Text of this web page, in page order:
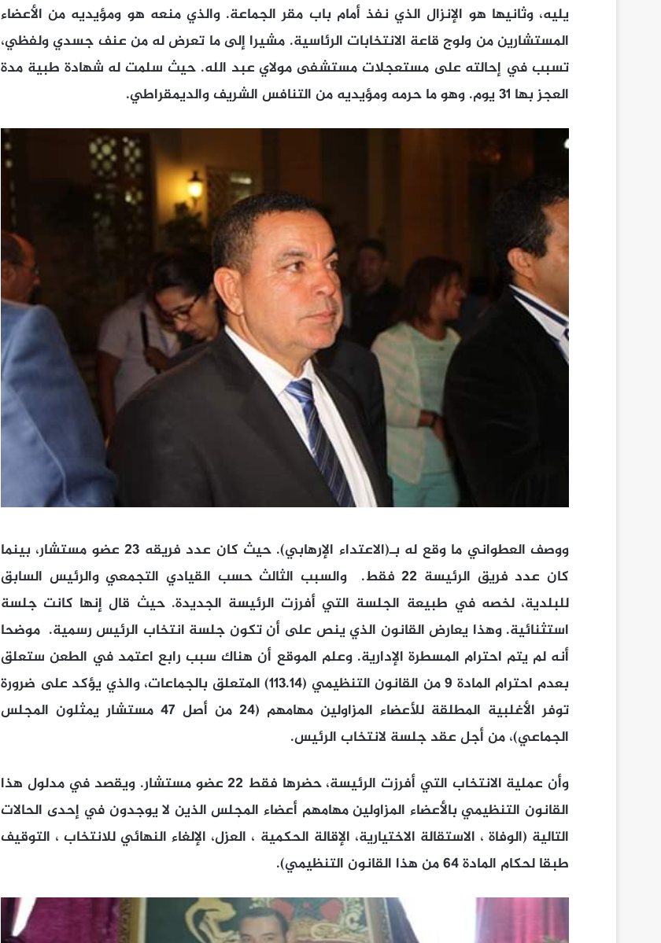
يليه، وثانيها هو الإنزال الذي نفذ أمام باب مقر الجماعة. والذي منعه هو ومؤيديه من الأعضاء
المستشارين من ولوج قاعة الانتخابات الرئاسية. مشيرا إلى ما تعرض له من عنف جسدي ولفظي،
تسبب في إحالته على مستعجلات مستشفى مولاي عبد الله. حيث سلمت له شهادة طبية مدة
العجز بها 31 يوم. وهو ما حرمه ومؤيديه من التنافس الشريف والديمقراطي.
ووصف العطواني ما وقع له بـ(الاعتداء الإرهابي). حيث كان عدد فريقه 23 عضو مستشار، بينما
كان عدد فريق الرئيسة 22 فقط. والسبب الثالث حسب القيادي التجمعي والرئيس السابق
للبلدية، لخصه في طبيعة الجلسة التي أفرزت الرئيسة الجديدة. حيث قال إنها كانت جلسة
استثنائية. وهذا يعارض القانون الذي ينص على أن تكون جلسة انتخاب الرئيس رسمية. موضحا
أنه لم يتم احترام المسطرة الإدارية. وعلم الموقع أن هناك سبب رابع اعتمد في الطعن ستعلق
بعدم احترام المادة 9 من القانون التنظيمي (113.14) المتعلق بالجماعات، والذي يؤكد على ضرورة
توفر الأغلبية المطلقة للأعضاء المزاولين مهامهم (24 من أصل 47 مستشار يمثلون المجلس
الجماعي)، من أجل عقد جلسة لانتخاب الرئيس.
وأن عملية الانتخاب التي أفرزت الرئيسة، حضرها فقط 22 عضو مستشار. ويقصد في مدلول هذا
القانون التنظيمي بالأعضاء المزاولين مهامهم أعضاء المجلس الذين لا يوجدون في إحدى الحالات
التالية (الوفاة ، الاستقالة الاختيارية، الإقالة الحكمية ، العزل، الإلغاء النهائي للانتخاب ، التوقيف
طبقا لحكام المادة 64 من هذا القانون التنظيمي).